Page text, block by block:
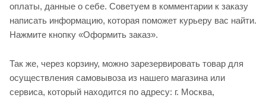
оплаты, данные о себе. Советуем в комментарии к заказу
написать информацию, которая поможет курьеру вас найти.
Нажмите кнопку «Оформить заказ».
Так же, через корзину, можно зарезервировать товар для
осуществления самовывоза из нашего магазина или
сервиса, который находится по адресу: г. Москва,